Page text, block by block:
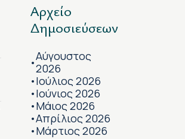
Αρχείο
Δημοσιεύσεων
•Αύγουστος
2026
•Ιούλιος 2026
•Ιούνιος 2026
•Μάιος 2026
•Απρίλιος 2026
•Μάρτιος 2026